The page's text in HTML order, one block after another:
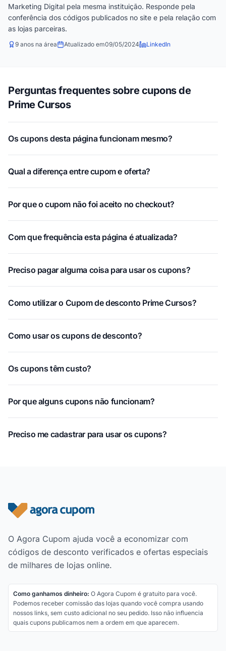
Marketing Digital pela mesma instituição. Responde pela
conferência dos códigos publicados no site e pela relação com
as lojas parceiras.
9 anos na área Atualizado em09/05/2024 LinkedIn
Perguntas frequentes sobre cupons de
Prime Cursos
Os cupons desta página funcionam mesmo?
Qual a diferença entre cupom e oferta?
Por que o cupom não foi aceito no checkout?
Com que frequência esta página é atualizada?
Preciso pagar alguma coisa para usar os cupons?
Como utilizar o Cupom de desconto Prime Cursos?
Como usar os cupons de desconto?
Os cupons têm custo?
Por que alguns cupons não funcionam?
Preciso me cadastrar para usar os cupons?
Rodapé do site
O Agora Cupom ajuda você a economizar com
códigos de desconto verificados e ofertas especiais
de milhares de lojas online.
Como ganhamos dinheiro: O Agora Cupom é gratuito para você.
Podemos receber comissão das lojas quando você compra usando
nossos links, sem custo adicional no seu pedido. Isso não influencia
quais cupons publicamos nem a ordem em que aparecem.